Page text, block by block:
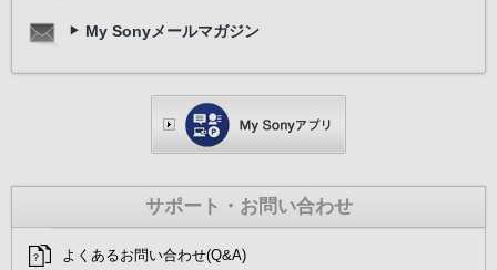
My Sonyメールマガジン
サポート・お問い合わせ
よくあるお問い合わせ(Q&A)